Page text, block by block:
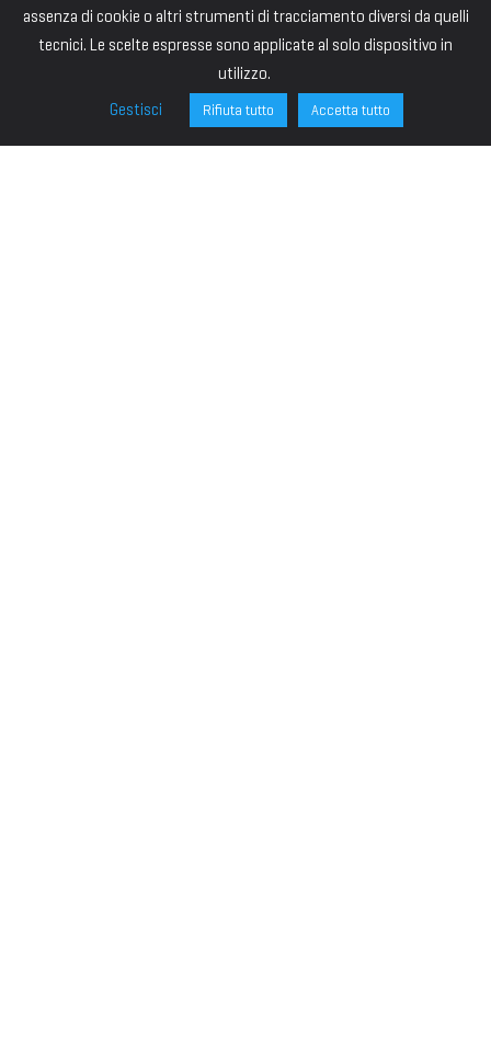
assenza di cookie o altri strumenti di tracciamento diversi da quelli
tecnici. Le scelte espresse sono applicate al solo dispositivo in
utilizzo.
Gestisci
Rifiuta tutto Accetta tutto